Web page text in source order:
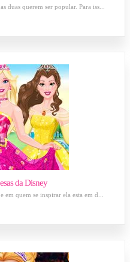
duas querem ser popular. Para iss...
da Disney
em quem se inspirar ela esta em d...